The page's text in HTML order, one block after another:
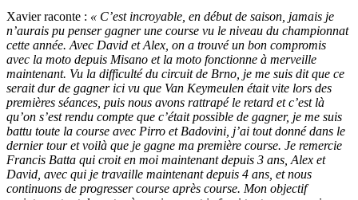
Xavier raconte : « C’est incroyable, en début de saison, jamais je
n’aurais pu penser gagner une course vu le niveau du championnat
cette année. Avec David et Alex, on a trouvé un bon compromis
avec la moto depuis Misano et la moto fonctionne à merveille
maintenant. Vu la difficulté du circuit de Brno, je me suis dit que ce
serait dur de gagner ici vu que Van Keymeulen était vite lors des
premières séances, puis nous avons rattrapé le retard et c’est là
qu’on s’est rendu compte que c’était possible de gagner, je me suis
battu toute la course avec Pirro et Badovini, j’ai tout donné dans le
dernier tour et voilà que je gagne ma première course. Je remercie
Francis Batta qui croit en moi maintenant depuis 3 ans, Alex et
David, avec qui je travaille maintenant depuis 4 ans, et nous
continuons de progresser course après course. Mon objectif